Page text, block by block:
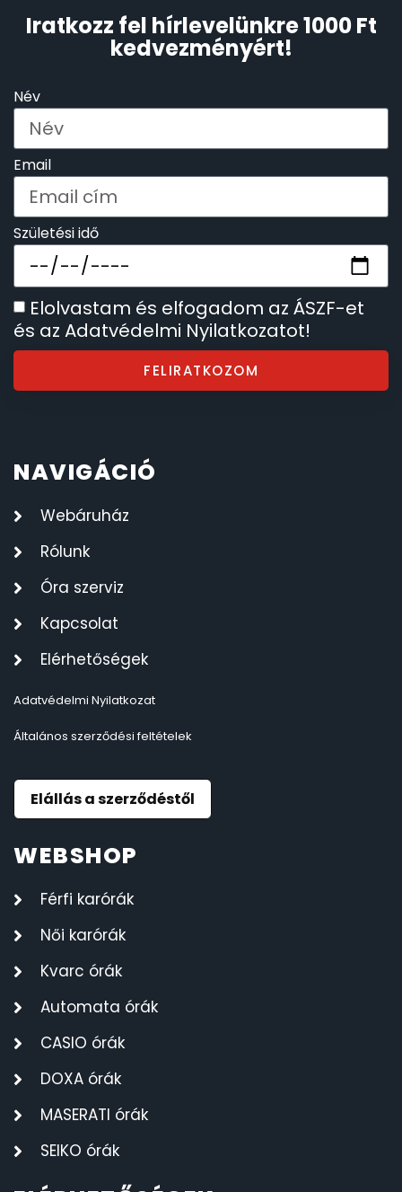
Iratkozz fel hírlevelünkre 1000 Ft
kedvezményért!
Név
Email
Születési idő
Elolvastam és elfogadom az ÁSZF-et
és az Adatvédelmi Nyilatkozatot!
FELIRATKOZOM
NAVIGÁCIÓ
Webáruház
Rólunk
Óra szerviz
Kapcsolat
Elérhetőségek
Adatvédelmi Nyilatkozat
Általános szerződési feltételek
Elállás a szerződéstől
WEBSHOP
Férfi karórák
Női karórák
Kvarc órák
Automata órák
CASIO órák
DOXA órák
MASERATI órák
SEIKO órák
TIMESTAR HÁLÓZATI ÉBRESZTŐÓRÁK
TISSOT
VOSTOK
ZIPPO
ZSEBKÉS
ZSEBÓRÁK
ZSOLNAY PORCELÁN